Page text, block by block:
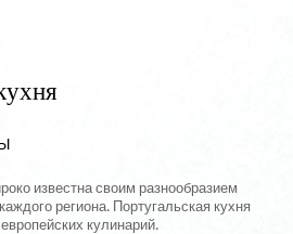
известна своим разнообразием
региона. Португальская кухня
кулинарий.